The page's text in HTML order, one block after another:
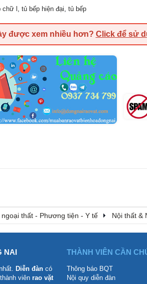
chữ l tủ bếp hiện đại tủ bếp
được xem nhiều hơn? Click để sử
ngoại thất - Phương tiện - Y tế Nội thất &
NAI
Diễn đàn có
viên rao vặt
THÀNH VIÊN CẦN
Thông báo BQT
Nội quy diễn đàn